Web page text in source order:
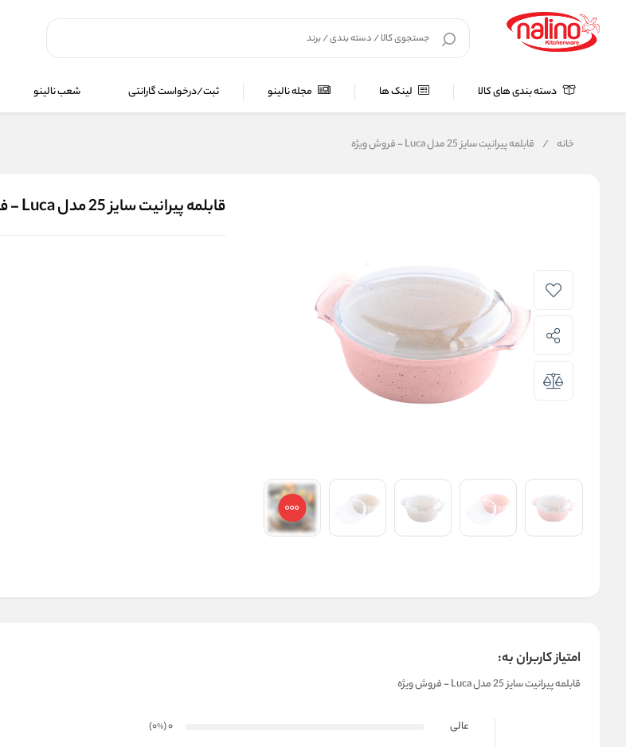
دسته بندی های کالا لینک ها مجله نالینو ثبت/درخواست گارانتی شعب نالینو
خانه / قابلمه پيرانيت سایز 25 مدل Luca - فروش ویژه
قابلمه پيرانيت سایز 25 مدل Luca - فروش ویژه
امتیاز کاربران به:
قابلمه پيرانيت سایز 25 مدل Luca - فروش ویژه
عالی 0
(0
%
)